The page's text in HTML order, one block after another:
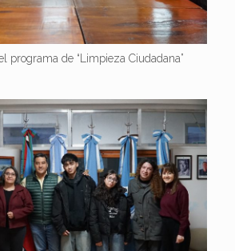
programa de “Limpieza Ciudadana”